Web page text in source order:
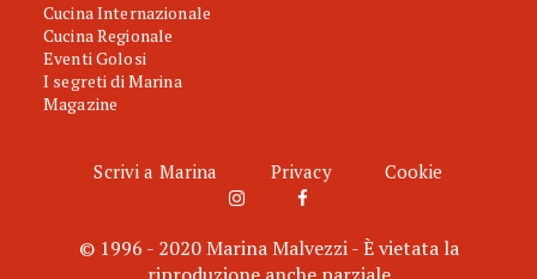
Cucina Internazionale
Cucina Regionale
Eventi Golosi
I segreti di Marina
Magazine
Scrivi a Marina Privacy Cookie
© 1996 - 2020 Marina Malvezzi - È vietata la